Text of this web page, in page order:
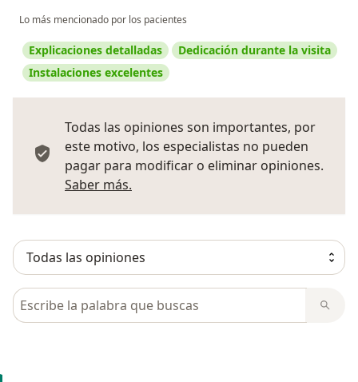
Lo más mencionado por los pacientes
Explicaciones detalladas
Dedicación durante la visita
Instalaciones excelentes
Todas las opiniones son importantes, por
este motivo, los especialistas no pueden
pagar para modificar o eliminar opiniones.
Saber más.
Busca en opiniones